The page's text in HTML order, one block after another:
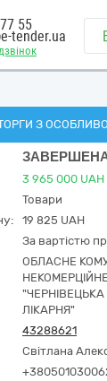
55
tender.ua
ТОРГИ З
3 965 000 UAH
Товари
19 825 UAH
За вартістю
ОБЛАСНЕ
ЛІКАРНЯ"
43288621
Світлана